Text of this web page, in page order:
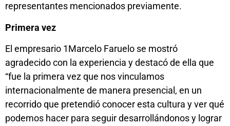
representantes mencionados previamente.
Primera vez
El empresario 1Marcelo Faruelo se mostró
agradecido con la experiencia y destacó de ella que
“fue la primera vez que nos vinculamos
internacionalmente de manera presencial, en un
recorrido que pretendió conocer esta cultura y ver qué
podemos hacer para seguir desarrollándonos y lograr